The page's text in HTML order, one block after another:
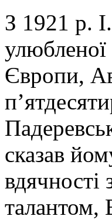
З 1921 р.
Європи,
сказав
вдячності
талантом,